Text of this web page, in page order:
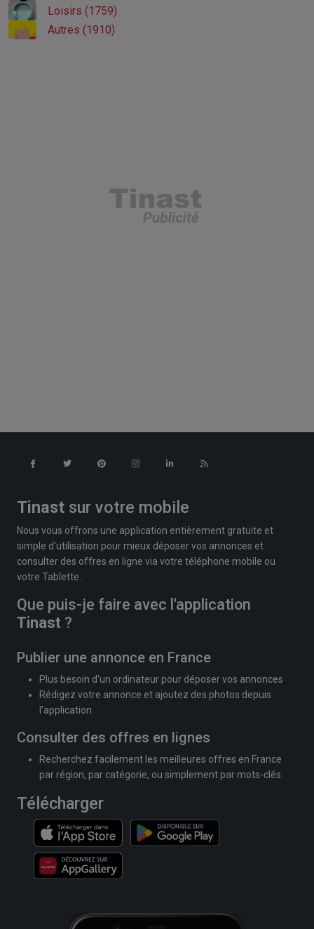
Loisirs (1759)
Autres (1910)
Tinast sur votre mobile
Nous vous offrons une application entièrement gratuite et
simple d'utilisation pour mieux déposer vos annonces et
consulter des offres en ligne via votre téléphone mobile ou
votre Tablette.
Que puis-je faire avec l'application
Tinast ?
Publier une annonce en France
Plus besoin d'un ordinateur pour déposer vos annonces
Rédigez votre annonce et ajoutez des photos depuis
l'application
Consulter des offres en lignes
Recherchez facilement les meilleures offres en France
par région, par catégorie, ou simplement par mots-clés.
Télécharger